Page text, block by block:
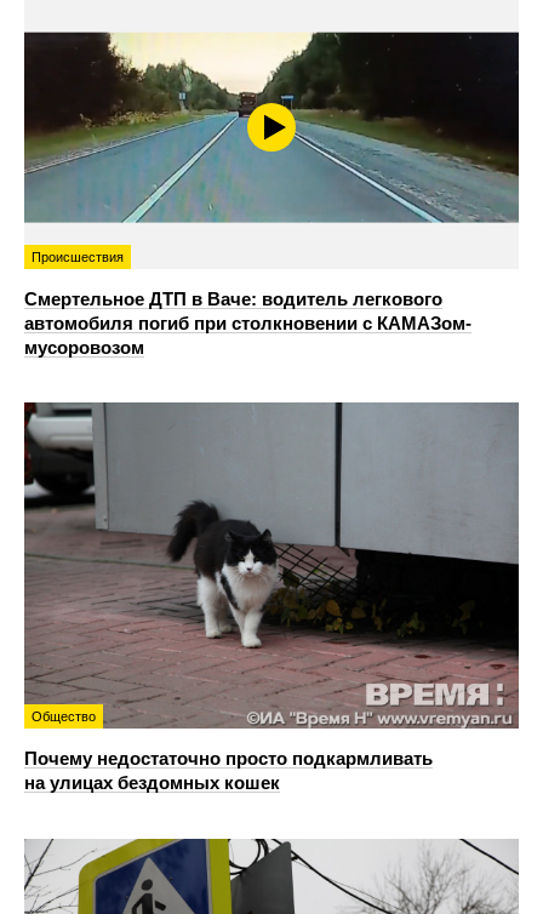
Происшествия
Смертельное ДТП в Ваче: водитель легкового
автомобиля погиб при столкновении с КАМАЗом-
мусоровозом
Общество
Почему недостаточно просто подкармливать
на улицах бездомных кошек